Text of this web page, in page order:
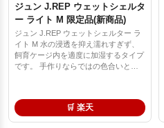
ジュン J.REP ウェットシェルタ
ー ライト M 限定品(新商品)
ジュン J.REP ウェットシェルター ラ
イト M 水の浸透を抑え濡れすぎず、
飼育ケージ内を適度に加湿するタイプ
です。 手作りならではの色合いと…
🛒 楽天